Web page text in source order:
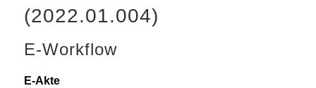
(2022.01.004)
E-Workflow
E-Akte